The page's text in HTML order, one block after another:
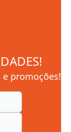
e promoções!